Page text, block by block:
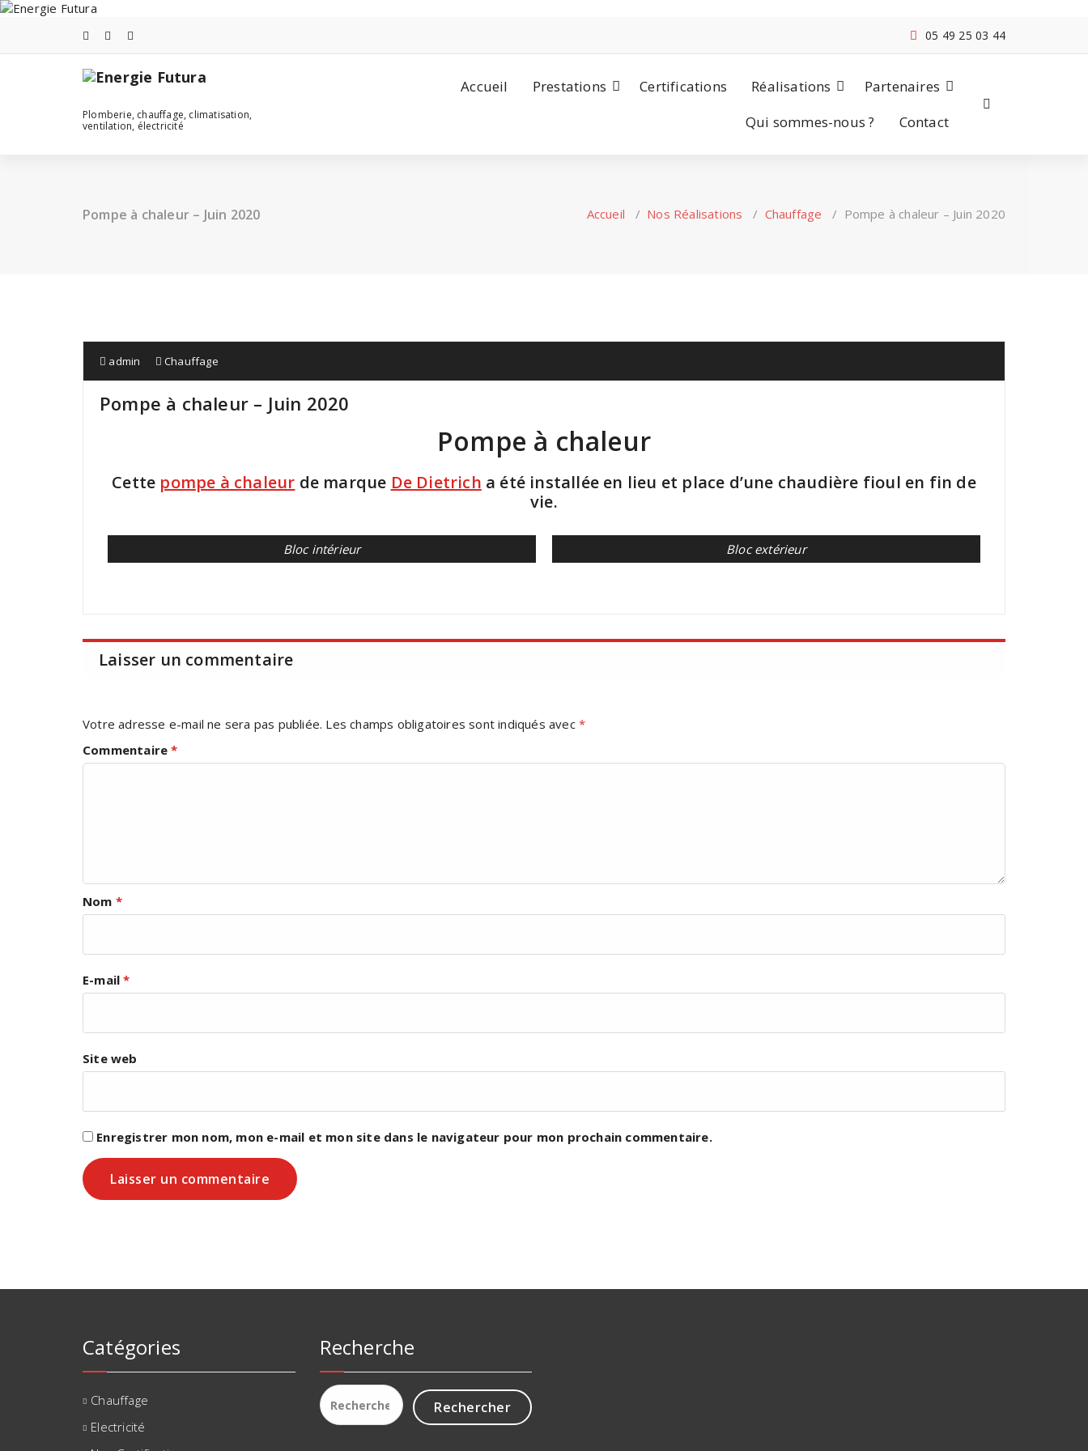
Skip
05 49 25 03 44
Plomberie, chauffage, climatisation,
ventilation, électricité
Accueil Prestations Certifications Réalisations
Partenaires
Qui sommes-nous ?
Contact
Pompe à chaleur – Juin 2020 Accueil / Nos Réalisations / Chauffage / Pompe à chaleur – Juin 2020
admin Chauffage
Pompe à chaleur – Juin 2020
Pompe à chaleur
Cette pompe à chaleur de marque De Dietrich a été installée en lieu et place d’une chaudière fioul en fin de
vie.
Bloc intérieur Bloc extérieur
Laisser un commentaire
Votre adresse e-mail ne sera pas publiée. Les champs obligatoires sont indiqués avec*
Commentaire*
Nom *
E-mail*
Site web
Enregistrer mon nom, mon e-mail et mon site dans le navigateur pour mon prochain commentaire.
Catégories
Chauffage
Electricité
Recherche
Rechercher :